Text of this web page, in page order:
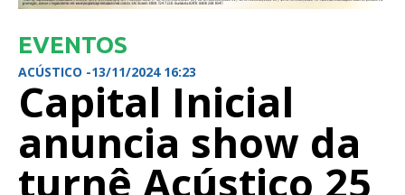
EVENTOS
ACÚSTICO -13/11/2024 16:23
Capital Inicial
anuncia show da
turnê Acústico 25